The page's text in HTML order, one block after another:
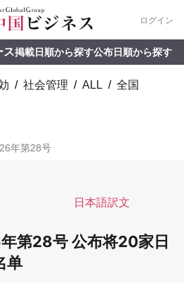
ログイン
ス掲載日順から探す公布日順から探す
/ 社会管理 / ALL / 全国
年第28号
日本語訳文
第28号 公布将20家日
单